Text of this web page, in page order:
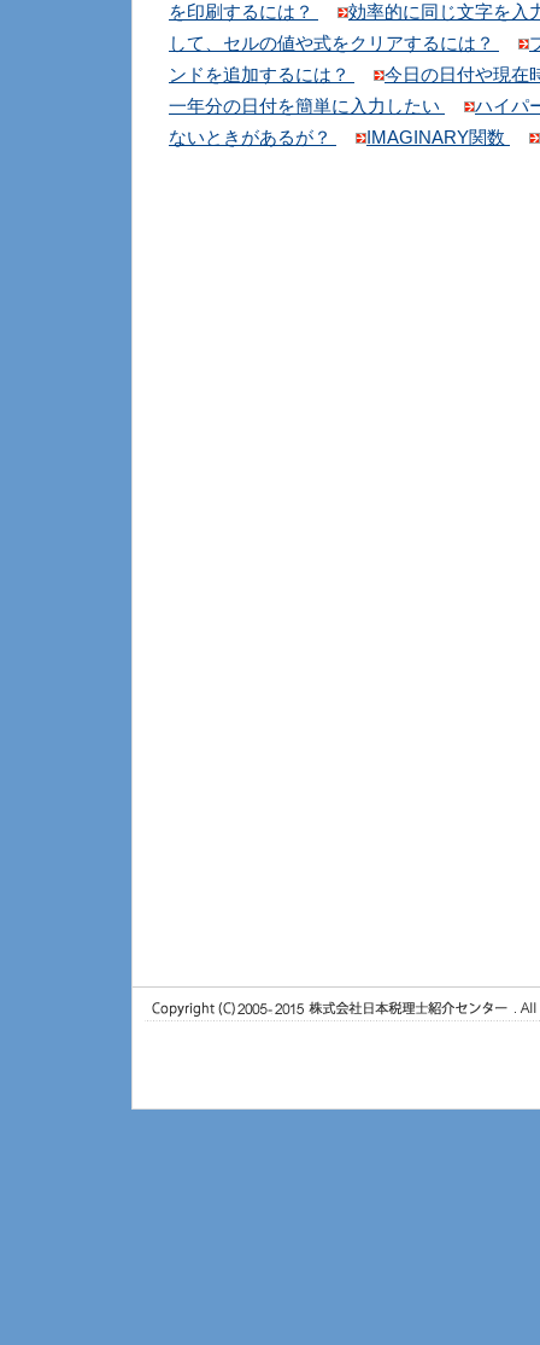
を印刷するには？
効率的に同じ文字を入
して、セルの値や式をクリアするには？
ンドを追加するには？
今日の日付や現在
一年分の日付を簡単に入力したい
ハイパ
ないときがあるが？
IMAGINARY関数